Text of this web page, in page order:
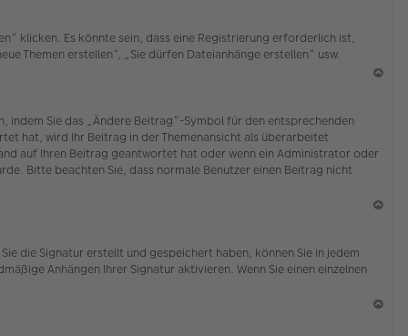
klicken. Es könnte sein, dass eine Registrierung erforderlich ist,
Themen erstellen“, „Sie dürfen Dateianhänge erstellen“ usw.
b
Sie das „Ändere Beitrag“-Symbol für den entsprechenden
hat, wird Ihr Beitrag in der Themenansicht als überarbeitet
auf Ihren Beitrag geantwortet hat oder wenn ein Administrator oder
Bitte beachten Sie, dass normale Benutzer einen Beitrag nicht
en
die Signatur erstellt und gespeichert haben, können Sie in jedem
Anhängen Ihrer Signatur aktivieren. Wenn Sie einen einzelnen